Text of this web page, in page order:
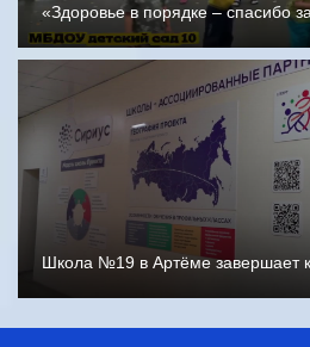
«Здоровье в порядке – спасибо
Школа №19 в Артёме завершает